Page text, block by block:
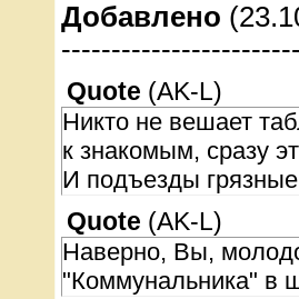
Добавлено
Quote (AK-L)
Никто не вешает
к знакомым, сразу
И подъезды
Quote (AK-L)
Наверно, Вы,
"Коммунальника" в